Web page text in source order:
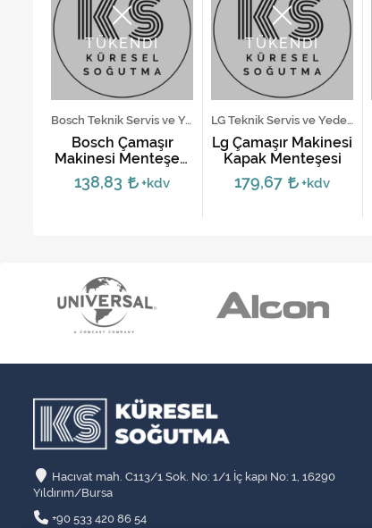
TÜKENDİ
Bosch Teknik Servis ve Yedek Parça Hizmetleri
Bosch Çamaşır
Makinesi Menteşesi
- Eski Tip
138,83 +kdv
TÜKENDİ
LG Teknik Servis ve Yedek Parça Hizmetleri
Lg Çamaşır Makinesi
Kapak Menteşesi
179,67 +kdv
Hacıvat mah. C113/1 Sok. No: 1/1 İç kapı No: 1, 16290
Yıldırım/Bursa
+90 533 420 86 54